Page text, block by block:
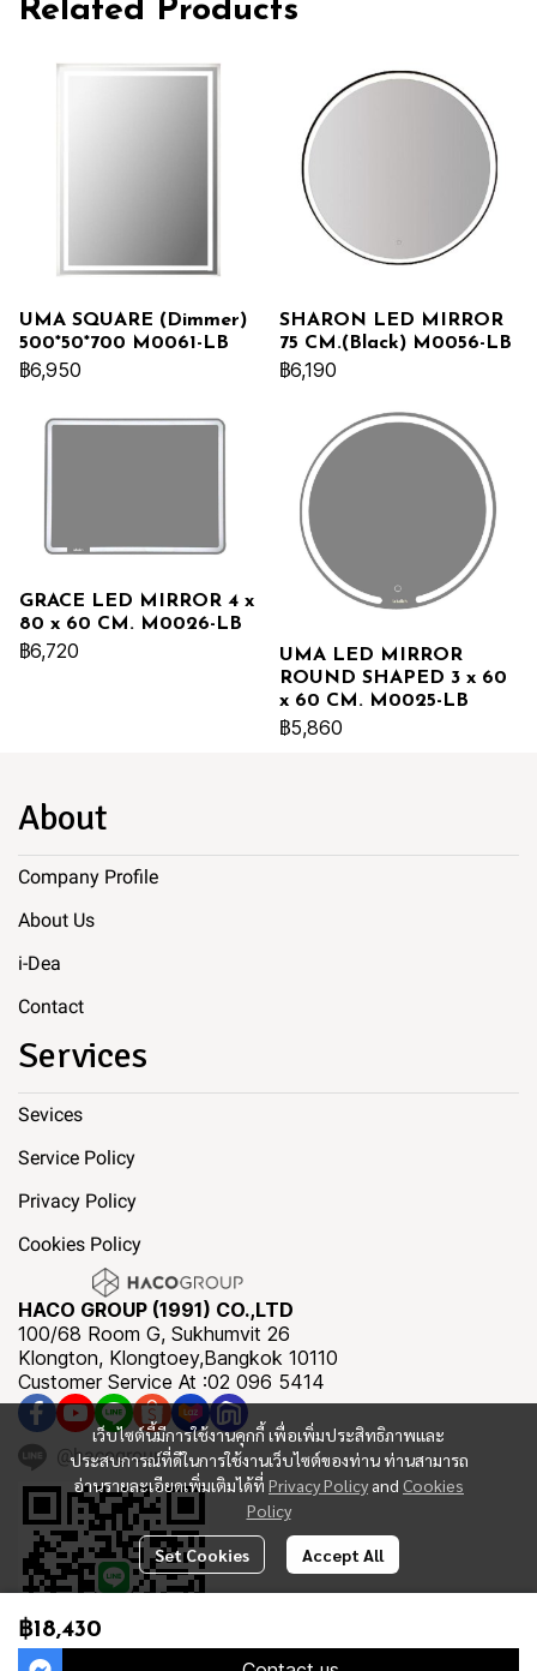
Related Products
UMA SQUARE (Dimmer)
500*50*700 M0061-LB
฿6,950
SHARON LED MIRROR
75 CM.(Black) M0056-LB
฿6,190
GRACE LED MIRROR 4 x
80 x 60 CM. M0026-LB
฿6,720
UMA LED MIRROR
ROUND SHAPED 3 x 60
x 60 CM. M0025-LB
฿5,860
฿18,430
เว็บไซต์นี้มีการใช้งานคุกกี้ เพื่อเพิ่มประสิทธิภาพและ
ประสบการณ์ที่ดีในการใช้งานเว็บไซต์ของท่าน ท่านสามารถ
อ่านรายละเอียดเพิ่มเติมได้ที่ Privacy Policy and Cookies
Policy
Set Cookies Accept All
About
Company Profile
About Us
i-Dea
Contact
Services
Sevices
Service Policy
Privacy Policy
Cookies Policy
HACO GROUP (1991) CO.,LTD
100/68 Room G, Sukhumvit 26
Klongton, Klongtoey,Bangkok 10110
Customer Service At :02 096 5414
@hacogroup